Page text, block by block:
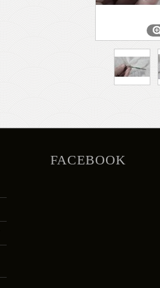
FACEBOOK